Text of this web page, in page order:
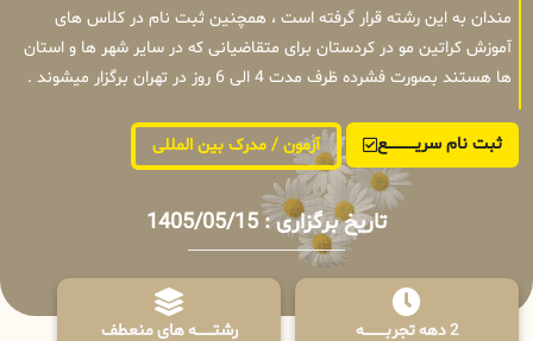
مندان به این رشته قرار گرفته است ، همچنین ثبت نام در کلاس های
آموزش کراتین مو در کردستان برای متقاضیانی که در سایر شهر ها و استان
ها هستند بصورت فشرده ظرف مدت 4 الی 6 روز در تهران برگزار میشوند .
ثبت نام سریــــــــــــع آزمون / مدرک بین المللی
تاریخ برگزاری : 1405/05/15
2 دهه تجربـــــــــه رشتـــــــه های منعطف